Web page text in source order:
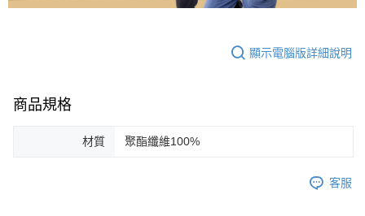
顯示電腦版詳細說明
商品規格
材質 聚酯纖維100%
客服